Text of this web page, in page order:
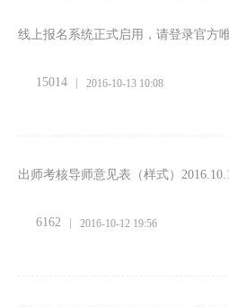
线上报名系统正式启用，请登录官方
15014 2016-10-13 10:08
出师考核导师意见表（样式）
6162 2016-10-12 19:56